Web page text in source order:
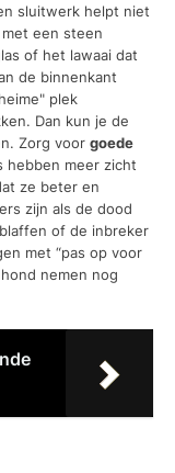
sluitwerk helpt niet
een steen
of het lawaai dat
de binnenkant
plek
Dan kun je de
Zorg voor goede
hebben meer zicht
ze beter en
zijn als de dood
of de inbreker
met “pas op voor
nemen nog